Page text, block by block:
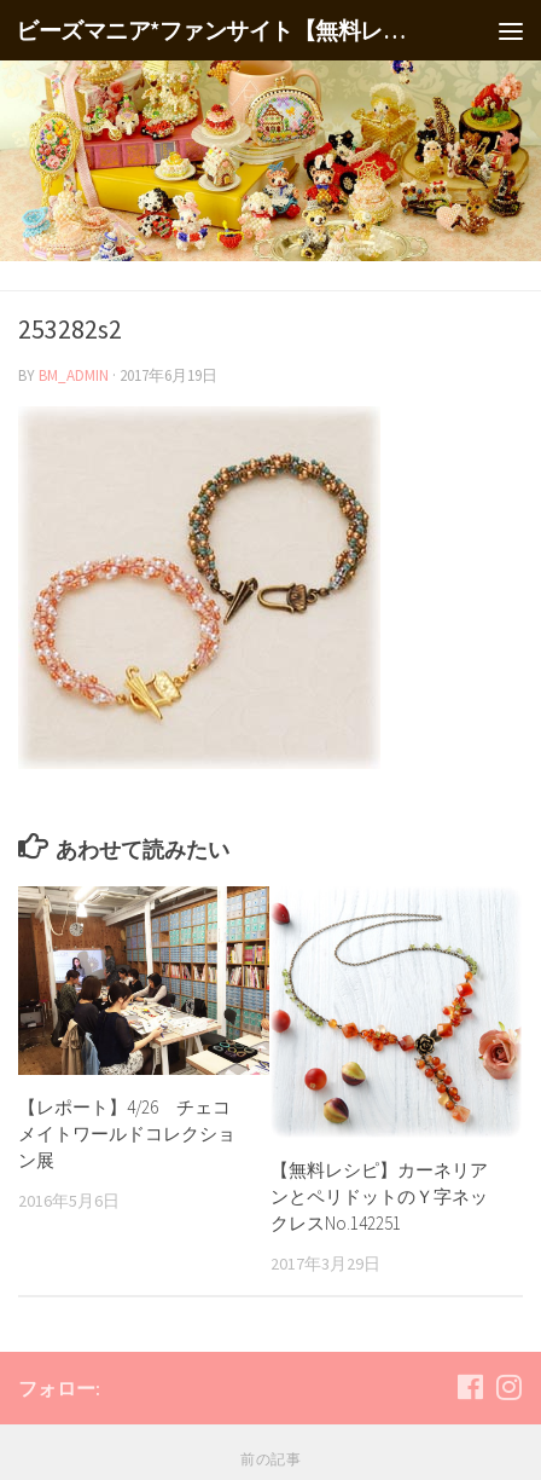
ビーズマニア*ファンサイト【無料レシピ】
253282s2
BY BM_ADMIN · 2017年6月19日
あわせて読みたい
【レポート】4/26 チェコ
メイトワールドコレクショ
ン展
2016年5月6日
【無料レシピ】カーネリア
ンとペリドットのＹ字ネッ
クレスNo.142251
2017年3月29日
フォロー:
前の記事